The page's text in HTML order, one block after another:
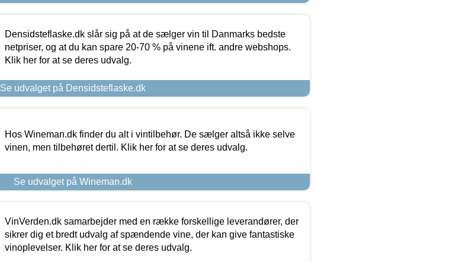
Densidsteflaske.dk slår sig på at de sælger vin til Danmarks bedste
netpriser, og at du kan spare 20-70 % på vinene ift. andre webshops.
Klik her for at se deres udvalg.
Se udvalget på Densidsteflaske.dk
Hos Wineman.dk finder du alt i vintilbehør. De sælger altså ikke selve
vinen, men tilbehøret dertil. Klik her for at se deres udvalg.
Se udvalget på Wineman.dk
VinVerden.dk samarbejder med en række forskellige leverandører, der
sikrer dig et bredt udvalg af spændende vine, der kan give fantastiske
vinoplevelser. Klik her for at se deres udvalg.